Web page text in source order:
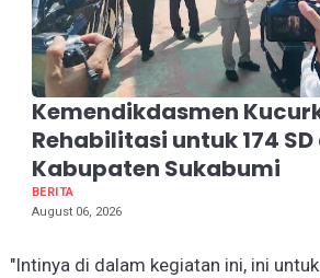
Kemendikdasmen
Rehabilitasi untuk 174 SD
Kabupaten Sukabumi
BERITA
August 06, 2026
"Intinya di dalam kegiatan ini, ini